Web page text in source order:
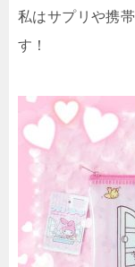
私はサプリや携
す！